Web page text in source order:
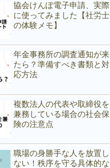
協会けんぽ電子申請、実際
に使ってみました【社労士
の体験メモ】
年金事務所の調査通知が来
たら？準備すべき書類と対
応方法
複数法人の代表や取締役を
兼務している場合の社会保
険の注意点
職場の身勝手な人を放置し
ない！秩序を守る具体的な